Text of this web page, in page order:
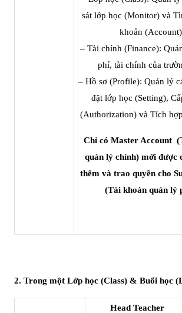
sát lớp học (Monitor) và
khoản
– Tài chính (Finance):
phí, tài chính của
– Hồ sơ (Profile): Quản lý
đặt lớp học (Setting),
(Authorization) và Tích
Chỉ có Master Account
quản lý chính) mới được
thêm và trao quyền cho
(Tài khoản quản lý
2. Trong một Lớp học (Class) & Buổi học
Head Teacher